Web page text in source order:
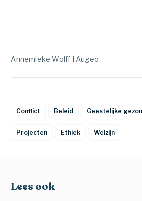
Annemieke Wolff I Augeo
Conflict Beleid Geestelijke
Projecten Ethiek Welzijn
Lees ook